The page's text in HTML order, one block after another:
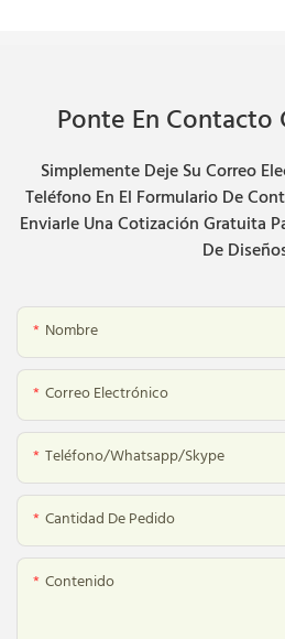
Ponte En Contacto
Simplemente Deje Su Correo
Teléfono En El Formulario De
Enviarle Una Cotización Gratuita
De
Nombre
Correo Electrónico
Teléfono/whatsapp/skype
Cantidad De Pedido
Contenido